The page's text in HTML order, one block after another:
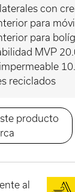
con
para
para
MVP
reciclados
producto
al